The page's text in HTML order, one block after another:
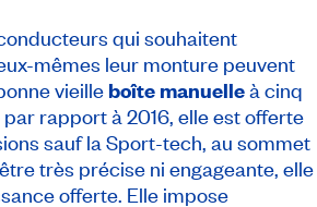
qui souhaitent
mêmes leur monture peuvent
vieilleboîte manuelleà cinq
rapport à 2016, elle est offerte
sauf la Sport-tech, au sommet
très précise ni engageante, elle
offerte. Elle impose